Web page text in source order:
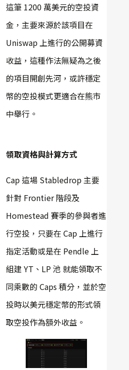
這筆 1200 萬美元的空投資
金，主要來源於該項目在
Uniswap 上進行的公開募資
收益，這種作法無疑為之後
的項目開創先河，或許穩定
幣的空投模式更適合在熊市
中舉行。
領取資格與計算方式
Cap 這場 Stabledrop 主要
針對 Frontier 階段及
Homestead 賽季的參與者進
行空投，只要在 Cap 上進行
指定活動或是在 Pendle 上
組建 YT、LP 池 就能領取不
同乘數的 Caps 積分，並於空
投時以美元穩定幣的形式領
取空投作為額外收益。